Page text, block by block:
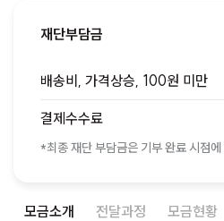
모금소개 전달과정 모금현황
재단부담금
배송비, 가격상승, 100원 미만
결제수수료
*최종 재단 부담금은 기부 완료 시점에